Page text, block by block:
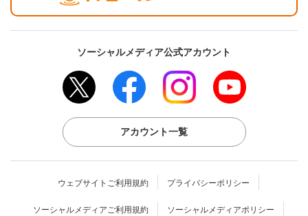
ソーシャルメディア公式アカウント
アカウント一覧
ウェブサイトご利用規約 プライバシーポリシー
ソーシャルメディアご利用規約 ソーシャルメディアポリシー